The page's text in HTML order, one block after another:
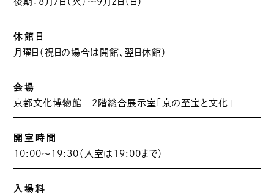
休館日
月曜日（祝日の場合は開館、翌日休館）
会場
京都文化博物館 2階総合展示室「京の至宝と文化」
開室時間
10:00～19:30（入室は19:00まで）
入場料